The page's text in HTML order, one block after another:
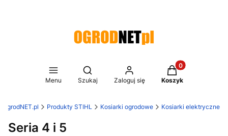
Menu
Otwórz wyszukiwarkę
Szukaj Zaloguj się
Produkty w
Koszyk
ogrodNET.pl Produkty STIHL Kosiarki ogrodowe Kosiarki elektryczne
Seria 4 i 5